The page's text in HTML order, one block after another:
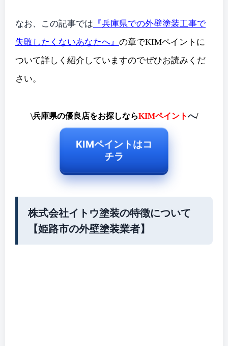
なお、この記事では 『兵庫県での外壁塗装工事で
失敗したくないあなたへ』 の章でKIMペイントに
ついて詳しく紹介していますのでぜひお読みくだ
さい。
\兵庫県の優良店をお探しならKIMペイントへ/
KIMペイントはコ
チラ
株式会社イトウ塗装の特徴について
【姫路市の外壁塗装業者】